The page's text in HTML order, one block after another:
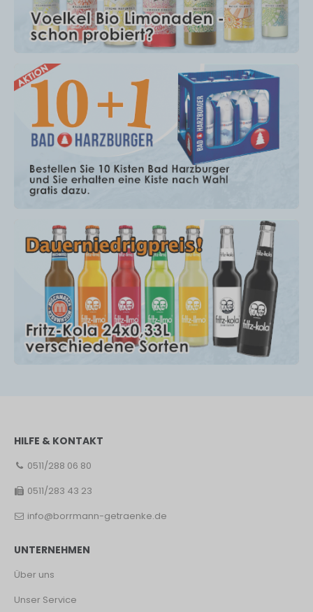
HILFE & KONTAKT
0511/288 06 80
0511/283 43 23
info@borrmann-getraenke.de
UNTERNEHMEN
Über uns
Unser Service